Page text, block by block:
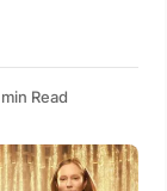
Read